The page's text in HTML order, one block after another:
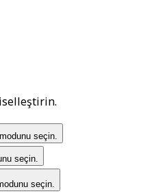
seçin.
seçin.
seçin.